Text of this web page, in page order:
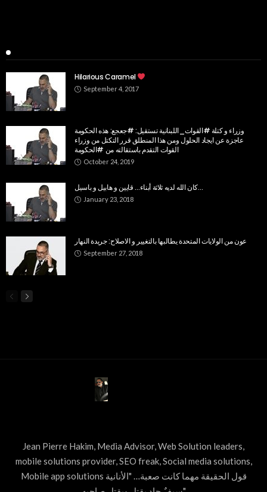
Hilarious Caramel
September 4, 2017
وزراء و كتلة #القوات_اللبنانية تستقيل: #جعجع: هذه الحكومة
عاجزة عن ايجاد الحلول ومن هذا المنطلق قرر التكتل من وزراء
القوات التقدم باستقالته من #الحكومة
October 24, 2019
كان الله لديه ثلاثة أبناء… قايين و هابيل و باسيل…
January 23, 2018
عون من الولايات المتحدة يطالبها بالتغيير و الاصلاح: جريدة النهار
September 27, 2018
Jean Pierre Hakim, Media Advisor, Web Solution leaders,
mobile solutions provider, SEO freak, Social media solutions,
Mobile app solutions قول الحقيقة مهما كانت صعبة… "الأنانية